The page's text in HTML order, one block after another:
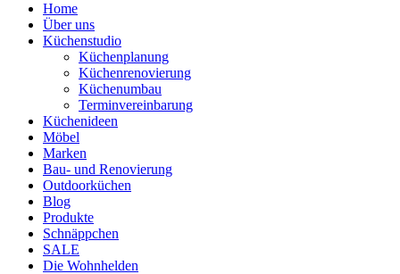
Home
Über uns
Küchenstudio
Küchenplanung
Küchenrenovierung
Küchenumbau
Terminvereinbarung
Küchenideen
Möbel
Marken
Bau- und Renovierung
Outdoorküchen
Blog
Produkte
Schnäppchen
SALE
Die Wohnhelden